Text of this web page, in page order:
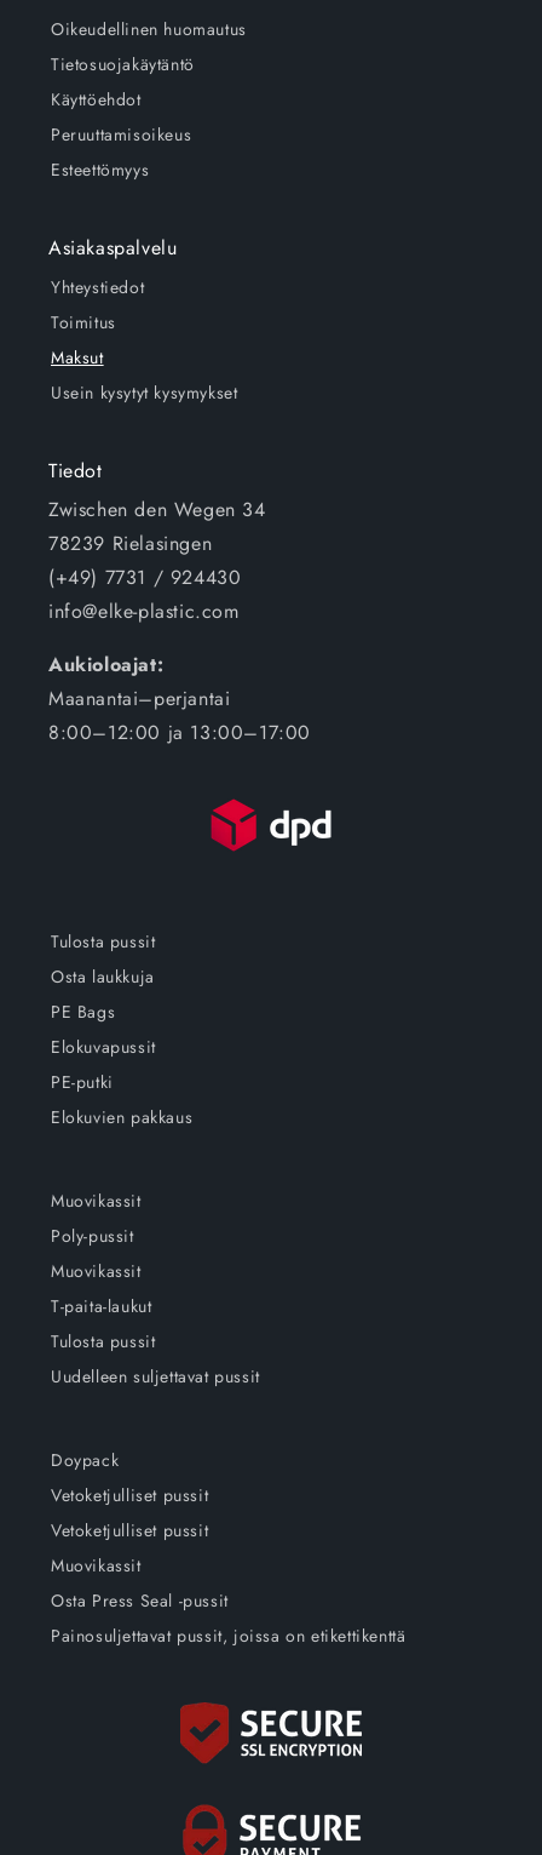
Oikeudellinen huomautus
Tietosuojakäytäntö
Käyttöehdot
Peruuttamisoikeus
Esteettömyys
Asiakaspalvelu
Yhteystiedot
Toimitus
Maksut
Usein kysytyt kysymykset
Tiedot
Zwischen den Wegen 34
78239 Rielasingen
(+49) 7731 / 924430
info@elke-plastic.com
Aukioloajat:
Maanantai–perjantai
8:00–12:00 ja 13:00–17:00
Tulosta pussit
Osta laukkuja
PE Bags
Elokuvapussit
PE-putki
Elokuvien pakkaus
Muovikassit
Poly-pussit
Muovikassit
T-paita-laukut
Tulosta pussit
Uudelleen suljettavat pussit
Doypack
Vetoketjulliset pussit
Vetoketjulliset pussit
Muovikassit
Osta Press Seal -pussit
Painosuljettavat pussit, joissa on etikettikenttä